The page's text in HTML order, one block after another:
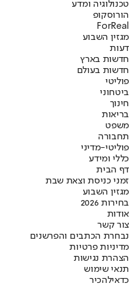
טכנולוגיה ומדע
הורוסקופ
ForReal
מגזין השבוע
דעות
חדשות בארץ
חדשות בעולם
פוליטי
ביטחוני
חינוך
בריאות
משפט
תחבורה
פוליטי-מדיני
כללי ומידע
דף הבית
זמני כניסת וצאת שבת
מגזין השבוע
בחירות 2026
אודות
צור קשר
נבחרת הכתבים והפרשנים
מדיניות פרטיות
הצהרת נגישות
תנאי שימוש
כדאילהכיר